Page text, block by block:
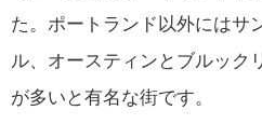
た。ポートランド以外にはサ
ル、オースティンとブルック
が多いと有名な街です。